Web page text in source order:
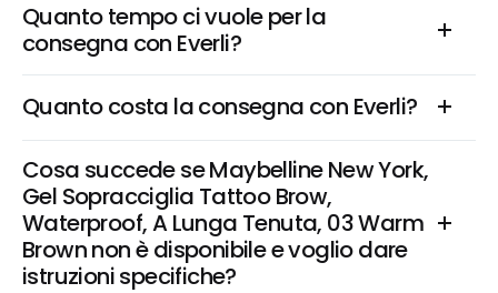
Quanto tempo ci vuole per la
consegna con Everli?
Quanto costa la consegna con Everli?
Cosa succede se Maybelline New York,
Gel Sopracciglia Tattoo Brow,
Waterproof, A Lunga Tenuta, 03 Warm
Brown non è disponibile e voglio dare
istruzioni specifiche?